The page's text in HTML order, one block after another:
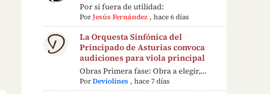
Por si fuera de utilidad:
PorJesús Fernández ,hace 6 días
La Orquesta Sinfónica del
Principado de Asturias convoca
audiciones para viola principal
Obras Primera fase: Obra a elegir,…
PorDeviolines ,hace 7 días